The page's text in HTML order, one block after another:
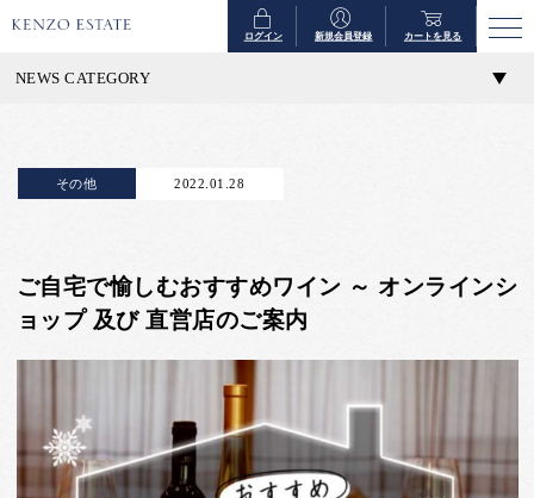
ログイン 新規会員登録 カートを見る
NEWS CATEGORY
その他 2022.01.28
ご自宅で愉しむおすすめワイン ～ オンラインシ
ョップ 及び 直営店のご案内